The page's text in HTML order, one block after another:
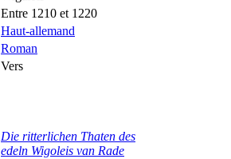
Entre 1210 et 1220
Haut-allemand
Roman
Vers
Die ritterlichen Thaten des
edeln Wigoleis van Rade